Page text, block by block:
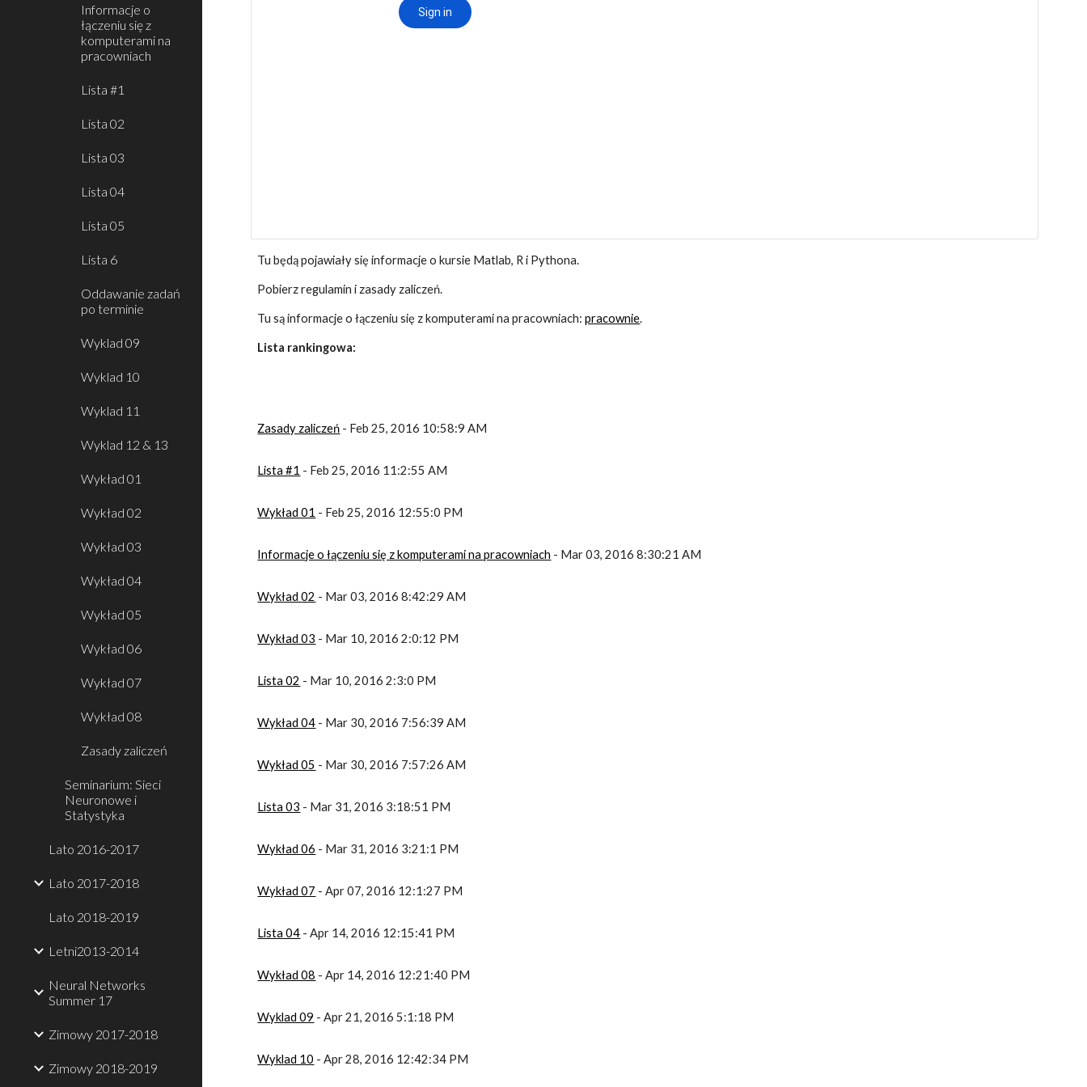
Informacje o
łączeniu się z
komputerami na
pracowniach
Lista #1
Lista 02
Lista 03
Lista 04
Lista 05
Lista 6
Oddawanie zadań
po terminie
Wyklad 09
Wyklad 10
Wyklad 11
Wyklad 12 & 13
Wykład 01
Wykład 02
Wykład 03
Wykład 04
Wykład 05
Wykład 06
Wykład 07
Wykład 08
Zasady zaliczeń
Seminarium: Sieci
Neuronowe i
Statystyka
Lato 2016-2017
Lato 2017-2018
Lato 2018-2019
Letni2013-2014
Neural Networks
Summer 17
Zimowy 2017-2018
Zimowy 2018-2019
Tu będą pojawiały się informacje o kursie Matlab, R i Pythona.
Pobierz regulamin i zasady zaliczeń.
Tu są informacje o łączeniu się z komputerami na pracowniach: pracownie.
Lista rankingowa:
Zasady zaliczeń - Feb 25, 2016 10:58:9 AM
Lista #1 - Feb 25, 2016 11:2:55 AM
Wykład 01 - Feb 25, 2016 12:55:0 PM
Informacje o łączeniu się z komputerami na pracowniach - Mar 03, 2016 8:30:21 AM
Wykład 02 - Mar 03, 2016 8:42:29 AM
Wykład 03 - Mar 10, 2016 2:0:12 PM
Lista 02 - Mar 10, 2016 2:3:0 PM
Wykład 04 - Mar 30, 2016 7:56:39 AM
Wykład 05 - Mar 30, 2016 7:57:26 AM
Lista 03 - Mar 31, 2016 3:18:51 PM
Wykład 06 - Mar 31, 2016 3:21:1 PM
Wykład 07 - Apr 07, 2016 12:1:27 PM
Lista 04 - Apr 14, 2016 12:15:41 PM
Wykład 08 - Apr 14, 2016 12:21:40 PM
Wyklad 09 - Apr 21, 2016 5:1:18 PM
Wyklad 10 - Apr 28, 2016 12:42:34 PM